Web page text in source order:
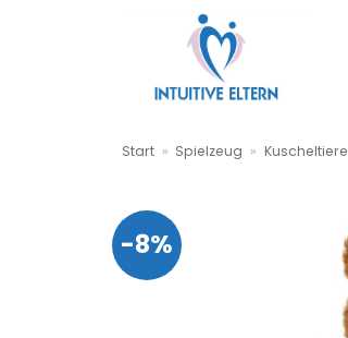
Start » Spielzeug » Kuscheltiere
-8%